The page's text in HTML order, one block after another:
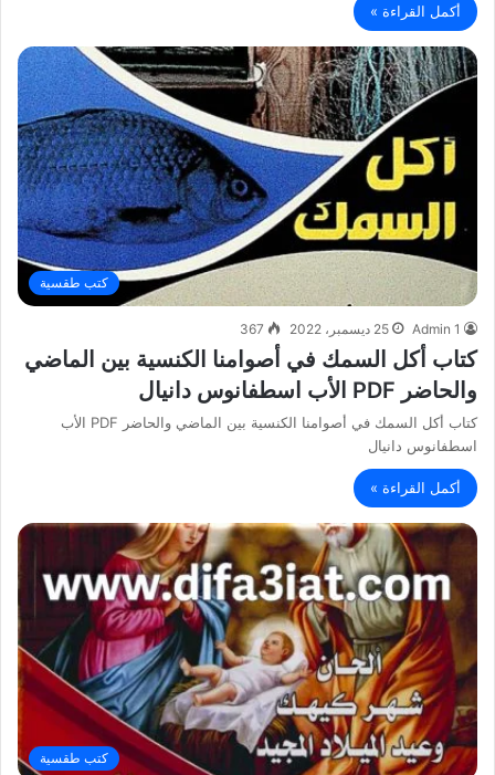
أكمل القراءة »
كتب طقسية
Admin 1 25 ديسمبر، 2022 367
كتاب أكل السمك في أصوامنا الكنسية بين الماضي
والحاضر PDF الأب اسطفانوس دانيال
كتاب أكل السمك في أصوامنا الكنسية بين الماضي والحاضر PDF الأب
اسطفانوس دانيال
أكمل القراءة »
كتب طقسية